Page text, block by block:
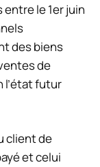
le 1er juin
des biens
de
l’état futur
client de
et celui